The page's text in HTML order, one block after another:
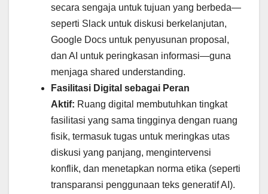
secara sengaja untuk tujuan yang berbeda—
seperti Slack untuk diskusi berkelanjutan,
Google Docs untuk penyusunan proposal,
dan AI untuk peringkasan informasi—guna
menjaga shared understanding.
Fasilitasi Digital sebagai Peran
Aktif: Ruang digital membutuhkan tingkat
fasilitasi yang sama tingginya dengan ruang
fisik, termasuk tugas untuk meringkas utas
diskusi yang panjang, mengintervensi
konflik, dan menetapkan norma etika (seperti
transparansi penggunaan teks generatif AI).